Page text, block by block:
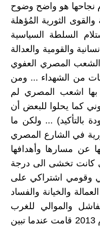
نجاحها هو واضح وضوح
الثورية المُؤهلة
السلطة السياسية
والقومية والعدالة
الشعب المصري العفوي
سقط خلالها المئات من الشهداء ... ومن
بها اشعب المصري لم
كما يحلوا للبعض أن
بالتأكيد) ... ولكن ما
في الشارع المصري
عن مسارها وأهدافها
كانت تخشى الى درجة
وقومي اشتراكي على
والخيانة والفساد
والموالي للغرب
والصديق للكيان الصهيوني ... فالانتفاضة المصرية الثانية عام 2013 قامت عندما تبين